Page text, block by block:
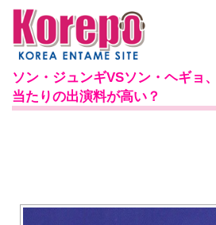
ソン・ジュンギVSソン・ヘギョ
当たりの出演料が高い？